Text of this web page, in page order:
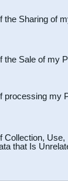
the Sharing of
the Sale of my
processing my
Collection,
that Is